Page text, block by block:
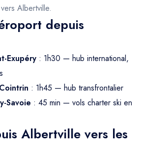
Albertville.
depuis
Exupéry : 1h30 — hub international,
: 1h45 — hub transfrontalier
Savoie : 45 min — vols charter ski en
Albertville vers les